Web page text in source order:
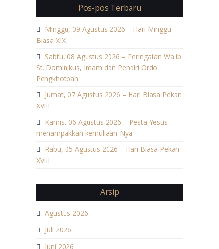
Pos-pos Terbaru
Minggu, 09 Agustus 2026 – Hari Minggu
Biasa XIX
Sabtu, 08 Agustus 2026 – Peringatan Wajib
St. Dominikus, Imam dan Pendiri Ordo
Pengkhotbah
Jumat, 07 Agustus 2026 – Hari Biasa Pekan
XVIII
Kamis, 06 Agustus 2026 – Pesta Yesus
menampakkan kemuliaan-Nya
Rabu, 05 Agustus 2026 – Hari Biasa Pekan
XVIII
Arsip
Agustus 2026
Juli 2026
Juni 2026